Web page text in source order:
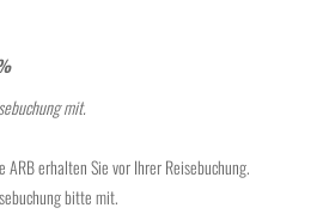
mit.
erhalten Sie vor Ihrer Reisebuchung.
bitte mit.